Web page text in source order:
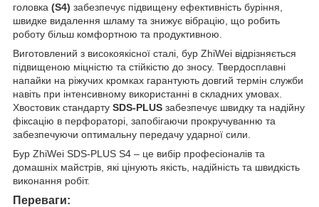
головка (S4) забезпечує підвищену ефективність буріння,
швидке видалення шламу та знижує вібрацію, що робить
роботу більш комфортною та продуктивною.
Виготовлений з високоякісної сталі, бур ZhiWei відрізняється
підвищеною міцністю та стійкістю до зносу. Твердосплавні
напайки на ріжучих кромках гарантують довгий термін служби
навіть при інтенсивному використанні в складних умовах.
Хвостовик стандарту SDS-PLUS забезпечує швидку та надійну
фіксацію в перфораторі, запобігаючи прокручуванню та
забезпечуючи оптимальну передачу ударної сили.
Бур ZhiWei SDS-PLUS S4 – це вибір професіоналів та
домашніх майстрів, які цінують якість, надійність та швидкість
виконання робіт.
Переваги: